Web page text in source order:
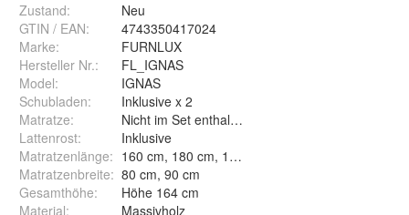
Zustand:
Neu
GTIN / EAN:
4743350417024
Marke:
FURNLUX
Hersteller Nr.:
FL_IGNAS
Model:
IGNAS
Schubladen:
Inklusive x 2
Matratze:
Nicht im Set enthalten
Lattenrost:
Inklusive
Matratzenlänge: 160 cm, 180 cm, 190 cm, 200 cm
Matratzenbreite: 80 cm, 90 cm
Gesamthöhe:
Höhe 164 cm
Material:
Massivholz